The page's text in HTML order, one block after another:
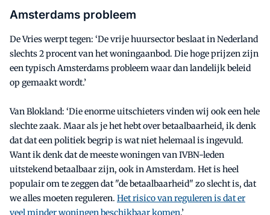
Amsterdams probleem
De Vries werpt tegen: ‘De vrije huursector beslaat in Nederland
slechts 2 procent van het woningaanbod. Die hoge prijzen zijn
een typisch Amsterdams probleem waar dan landelijk beleid
op gemaakt wordt.’
Van Blokland: ‘Die enorme uitschieters vinden wij ook een hele
slechte zaak. Maar als je het hebt over betaalbaarheid, ik denk
dat dat een politiek begrip is wat niet helemaal is ingevuld.
Want ik denk dat de meeste woningen van IVBN-leden
uitstekend betaalbaar zijn, ook in Amsterdam. Het is heel
populair om te zeggen dat "de betaalbaarheid" zo slecht is, dat
we alles moeten reguleren. Het risico van reguleren is dat er
veel minder woningen beschikbaar komen.’